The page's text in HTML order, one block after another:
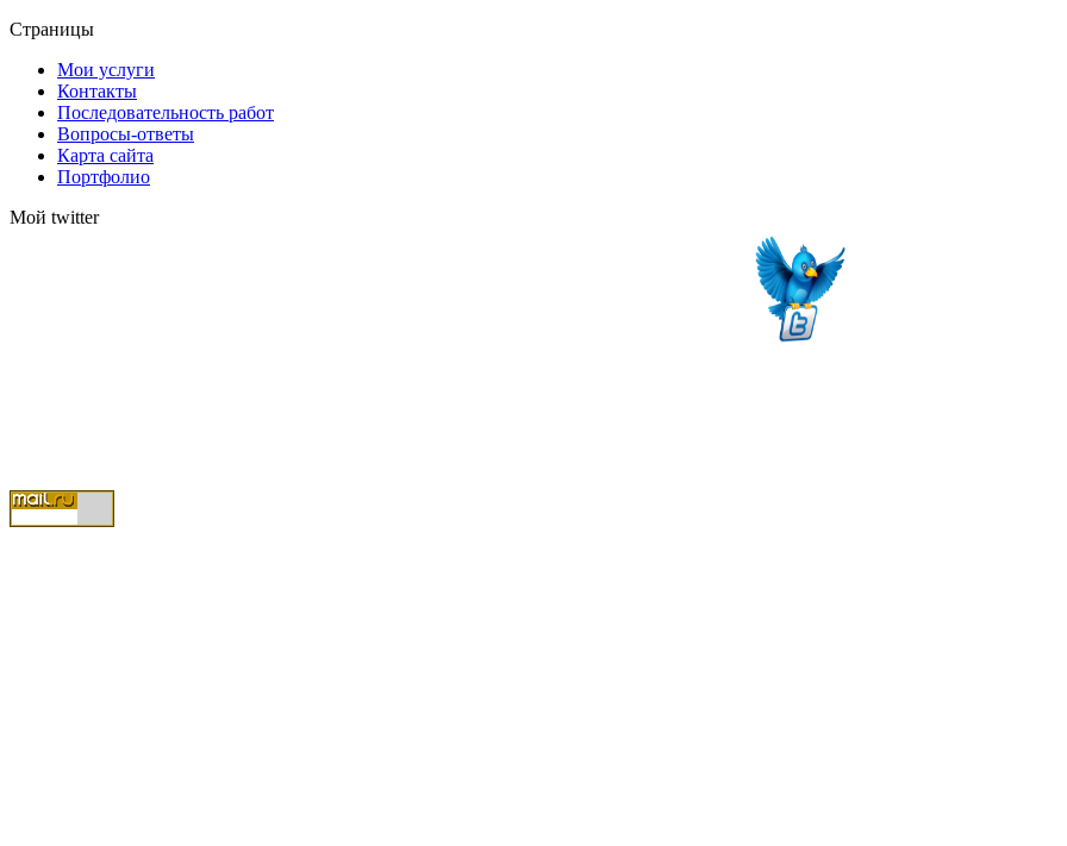
Страницы
Мои услуги
Контакты
Последовательность работ
Вопросы-ответы
Карта сайта
Портфолио
Мой twitter